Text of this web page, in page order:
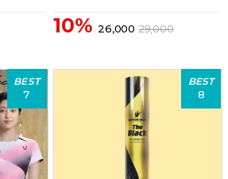
10% 26,000 29,000
BEST
7
BEST
8